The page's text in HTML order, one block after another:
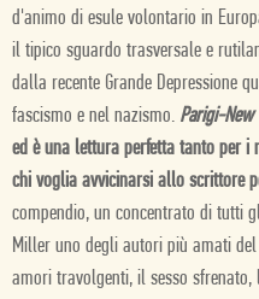
d'animo di esule volontario in
il tipico sguardo trasversale e
dalla recente Grande Depressione
fascismo e nel nazismo. Parigi-
ed è una lettura perfetta tanto per
chi voglia avvicinarsi allo scrittore
compendio, un concentrato di tutti
Miller uno degli autori più amati
amori travolgenti, il sesso